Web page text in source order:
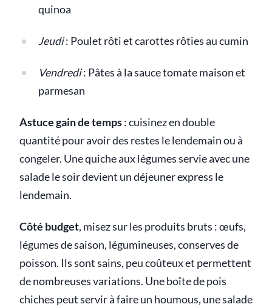
quinoa
Jeudi: Poulet rôti et carottes rôties au cumin
Vendredi: Pâtes à la sauce tomate maison et
parmesan
Astuce gain de temps: cuisinez en double
quantité pour avoir des restes le lendemain ou à
congeler. Une quiche aux légumes servie avec une
salade le soir devient un déjeuner express le
lendemain.
Côté budget, misez sur les produits bruts : œufs,
légumes de saison, légumineuses, conserves de
poisson. Ils sont sains, peu coûteux et permettent
de nombreuses variations. Une boîte de pois
chiches peut servir à faire un houmous, une salade